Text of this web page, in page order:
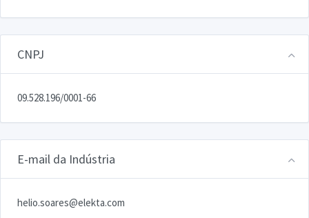
CNPJ
09.528.196/0001-66
E-mail da Indústria
helio.soares@elekta.com